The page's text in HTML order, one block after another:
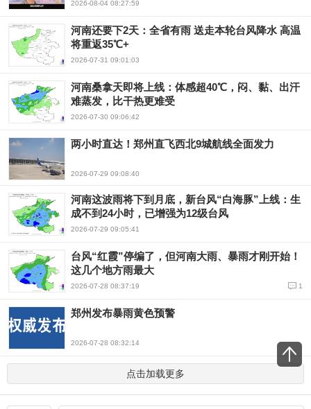
2026-08-04 08:27:59
河南还要下2天：全省有雨 送走本轮台风降水 高温
将重返35℃+
2026-07-31 09:01:03
河南桑拿天即将上线：体感超40℃，闷、黏、出汗
难蒸发，比干热更难受
2026-07-30 09:06:42
两小时直达！郑州直飞西北9城航线全面发力
2026-07-29 09:08:40
河南这波雨将下到月底，新台风“白海豚”上线：生
成不到24小时，已增强为12级台风
2026-07-29 09:05:41
台风“红霞”停编了，但河南大雨、暴雨才刚开始！
这几个地方雨最大
2026-07-28 08:37:19 1
郑州发布暴雨黄色预警
2026-07-28 08:32:14
点击加载更多